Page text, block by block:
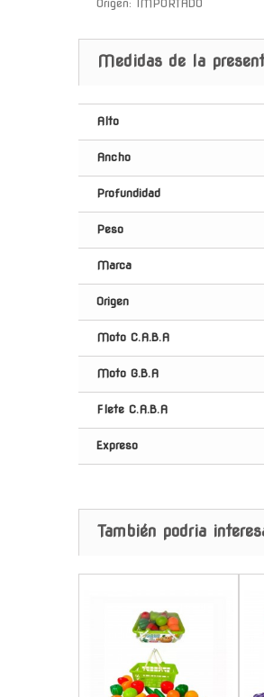
Origen: IMPORTADO
Medidas de la
Alto
Ancho
Profundidad
Peso
Marca
Origen
Moto C.A.B.A
Moto G.B.A
Flete C.A.B.A
Expreso
También podria